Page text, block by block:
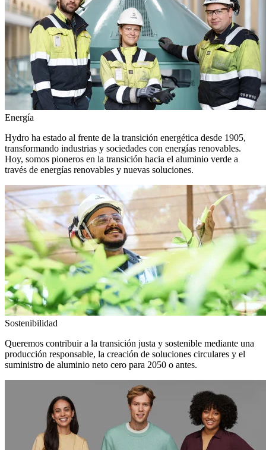
Energía
Hydro ha estado al frente de la transición energética desde 1905,
transformando industrias y sociedades con energías renovables.
Hoy, somos pioneros en la transición hacia el aluminio verde a
través de energías renovables y nuevas soluciones.
Sostenibilidad
Queremos contribuir a la transición justa y sostenible mediante una
producción responsable, la creación de soluciones circulares y el
suministro de aluminio neto cero para 2050 o antes.